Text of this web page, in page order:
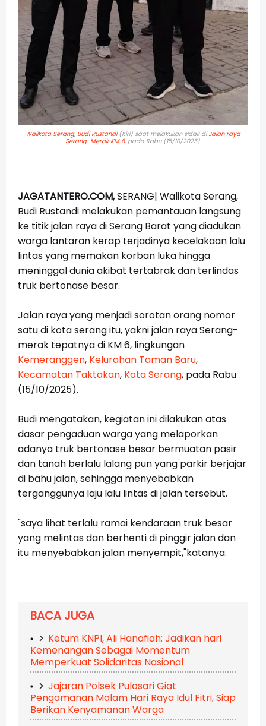
Walikota Serang, Budi Rustandi(Kiri) saat melakukan sidak diJalan raya
Serang-Merak KM 6, pada Rabu (15/10/2025).
JAGATANTERO.COM,SERANG| Walikota Serang,
Budi Rustandi melakukan pemantauan langsung
ke titik jalan raya di Serang Barat yang diadukan
warga lantaran kerap terjadinya kecelakaan lalu
lintas yang memakan korban luka hingga
meninggal dunia akibat tertabrak dan terlindas
truk bertonase besar.
Jalan raya yang menjadi sorotan orang nomor
satu di kota serang itu, yakni jalan raya Serang-
merak tepatnya di KM 6, lingkungan
Kemeranggen, Kelurahan Taman Baru,
Kecamatan Taktakan, Kota Serang, pada Rabu
(15/10/2025).
Budi mengatakan, kegiatan ini dilakukan atas
dasar pengaduan warga yang melaporkan
adanya truk bertonase besar bermuatan pasir
dan tanah berlalu lalang pun yang parkir berjajar
di bahu jalan, sehingga menyebabkan
terganggunya laju lalu lintas di jalan tersebut.
"saya lihat terlalu ramai kendaraan truk besar
yang melintas dan berhenti di pinggir jalan dan
itu menyebabkan jalan menyempit,"katanya.
BACA JUGA
Ketum KNPI, Ali Hanafiah: Jadikan hari
Kemenangan Sebagai Momentum
Memperkuat Solidaritas Nasional
Jajaran Polsek Pulosari Giat
Pengamanan Malam Hari Raya Idul Fitri, Siap
Berikan Kenyamanan Warga